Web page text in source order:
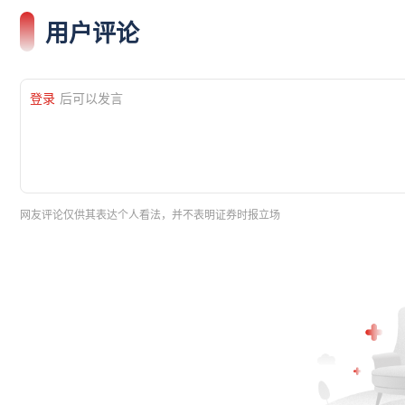
用户评论
登录 后可以发言
网友评论仅供其表达个人看法，并不表明证券时报立场